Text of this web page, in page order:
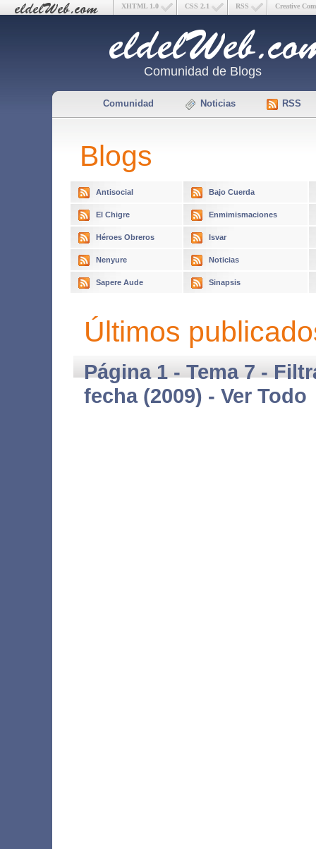
Creative
RSS
CSS 2.1
XHTML 1.0
Comunidad de Blogs
Comunidad Noticias RSS
Blogs
Antisocial Bajo Cuerda
El Chigre Enmimismaciones
Héroes Obreros Isvar
Nenyure Noticias
Sapere Aude Sinapsis
Últimos
Página 1 - Tema 7 -
fecha (2009) - Ver Todo